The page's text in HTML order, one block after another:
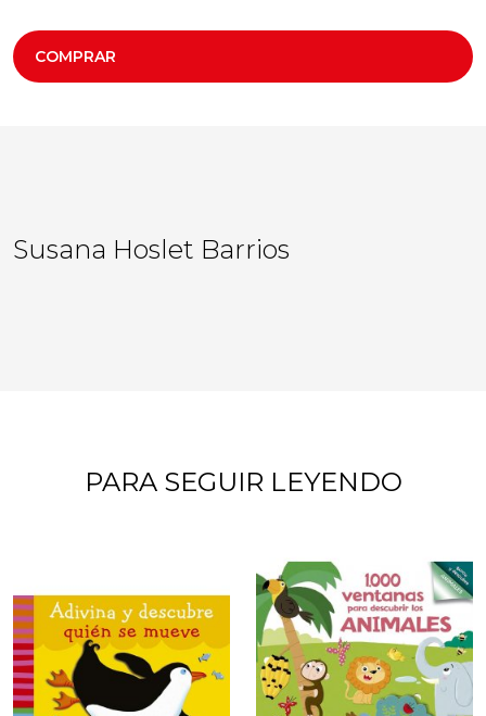
COMPRAR
Susana Hoslet Barrios
PARA SEGUIR LEYENDO